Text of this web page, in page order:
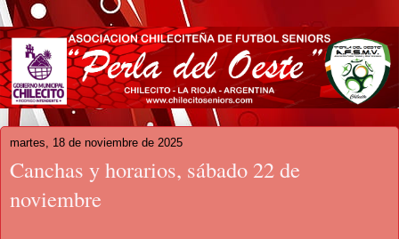
martes, 18 de noviembre de 2025
Canchas y horarios, sábado 22 de
noviembre